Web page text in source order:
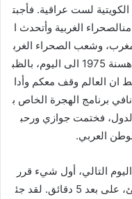
الكويتية لست عراقية. فأجبت
الغربية وأتحدث ا
وشعب الصحراء الغرب
ية يعاني من إجتياح واحتلال المغرب لبلدهسنة 1975 الى اليوم، بالظب
العراق للكويت سنة 1991 فقط ان العالم وقف معكم وأدا
برنامج الهجرة الخاص ب
الدول، فختمت جوازي ورحب
العربي.
التالي، أول شيء قرر
ت القيام به هو التنزه على طول الشاطئ، على بعد 5 دقائق. لقد جئ